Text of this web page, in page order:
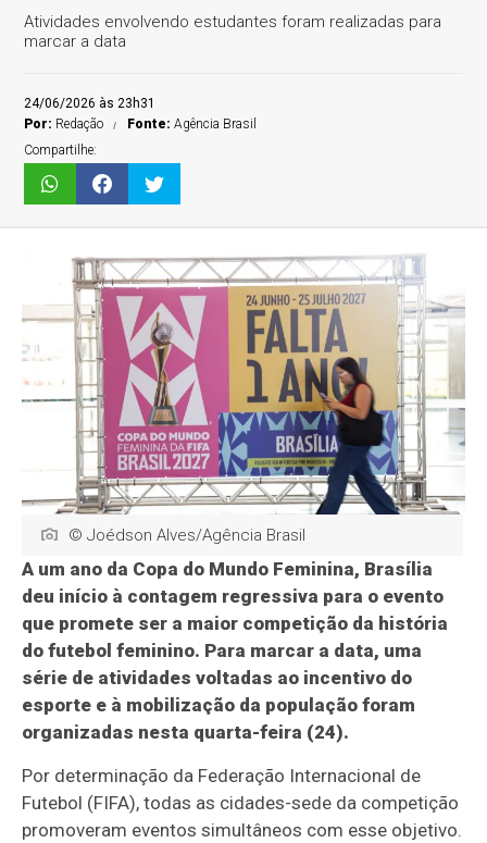
Atividades envolvendo estudantes foram realizadas para
marcar a data
24/06/2026 às 23h31
Por: Redação Fonte:Agência Brasil
Compartilhe:
© Joédson Alves/Agência Brasil
A um ano da Copa do Mundo Feminina, Brasília
deu início à contagem regressiva para o evento
que promete ser a maior competição da história
do futebol feminino. Para marcar a data, uma
série de atividades voltadas ao incentivo do
esporte e à mobilização da população foram
organizadas nesta quarta-feira (24).
Por determinação da Federação Internacional de
Futebol (FIFA), todas as cidades-sede da competição
promoveram eventos simultâneos com esse objetivo.